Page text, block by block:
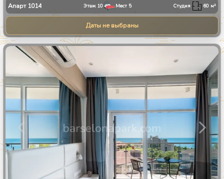
Апарт 1014 Этаж 10 Мест 5 Студия 60 м²
Даты не выбраны